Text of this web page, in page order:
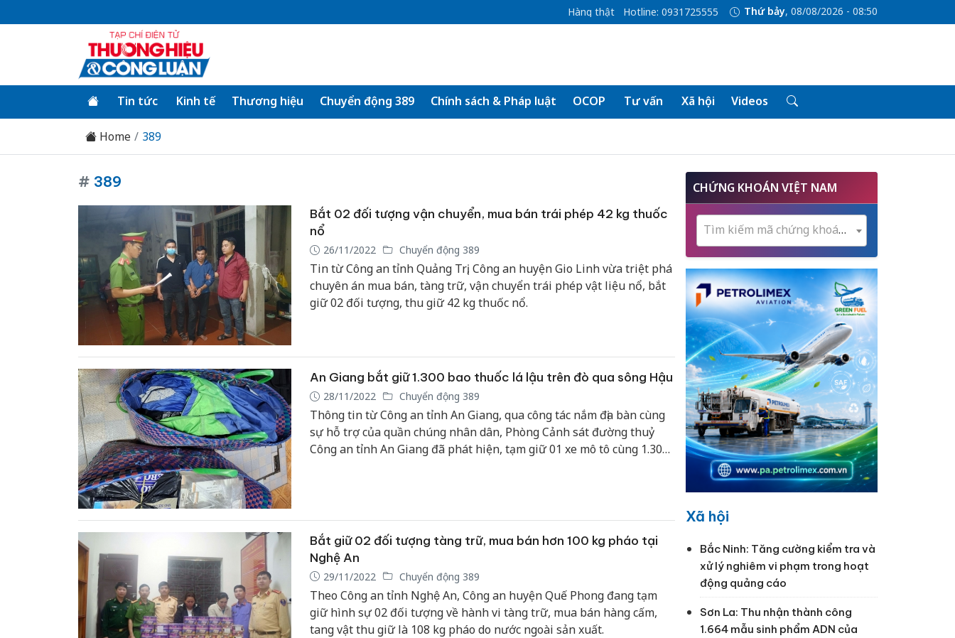
Hàng thật Hotline: 0931725555 Thứ bảy, 08/08/2026 - 08:50
Tin tức Kinh tế Thương hiệu Chuyển động 389 Chính sách & Pháp luật OCOP Tư vấn Xã hội Videos
Home 389
# 389
Bắt 02 đối tượng vận chuyển, mua bán trái phép 42 kg thuốc
nổ
26/11/2022 Chuyển động 389
Tin từ Công an tỉnh Quảng Trị, Công an huyện Gio Linh vừa triệt phá
chuyên án mua bán, tàng trữ, vận chuyển trái phép vật liệu nổ, bắt
giữ 02 đối tượng, thu giữ 42 kg thuốc nổ.
An Giang bắt giữ 1.300 bao thuốc lá lậu trên đò qua sông Hậu
28/11/2022 Chuyển động 389
Thông tin từ Công an tỉnh An Giang, qua công tác nắm địa bàn cùng
sự hỗ trợ của quần chúng nhân dân, Phòng Cảnh sát đường thuỷ
Công an tỉnh An Giang đã phát hiện, tạm giữ 01 xe mô tô cùng 1.300
Bắt giữ 02 đối tượng tàng trữ, mua bán hơn 100 kg pháo tại
Nghệ An
29/11/2022 Chuyển động 389
Theo Công an tỉnh Nghệ An, Công an huyện Quế Phong đang tạm
giữ hình sự 02 đối tượng về hành vi tàng trữ, mua bán hàng cấm,
tang vật thu giữ là 108 kg pháo do nước ngoài sản xuất.
CHỨNG KHOÁN VIỆT NAM
Tìm kiếm mã chứng khoán...
Xã hội
Bắc Ninh: Tăng cường kiểm tra và
xử lý nghiêm vi phạm trong hoạt
động quảng cáo
Sơn La: Thu nhận thành công
1.664 mẫu sinh phẩm ADN của